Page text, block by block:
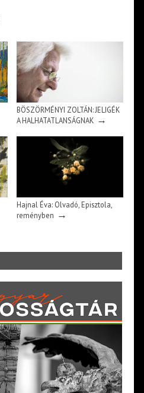
BÖSZÖRMÉNYI ZOLTÁN: JELIGÉK
A HALHATATLANSÁGNAK→
Hajnal Éva: Olvadó, Episztola,
reményben →